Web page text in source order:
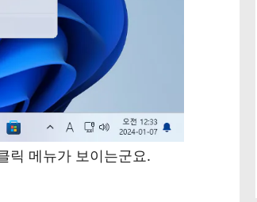
릭 메뉴가 보이는군요.